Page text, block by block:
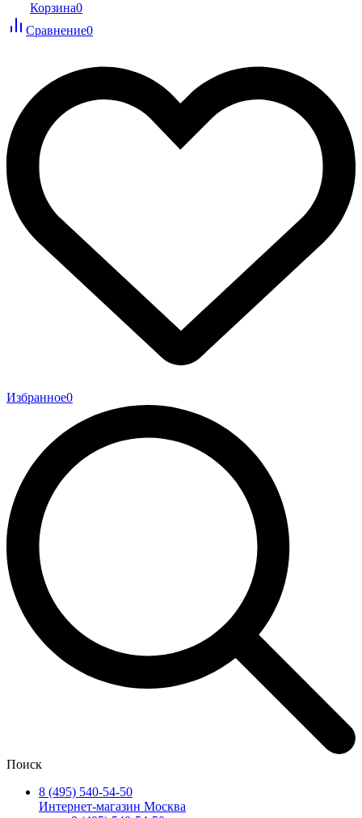
Корзина0
Сравнение0
Избранное0
Поиск
8 (495) 540-54-50
Интернет-магазин Москва